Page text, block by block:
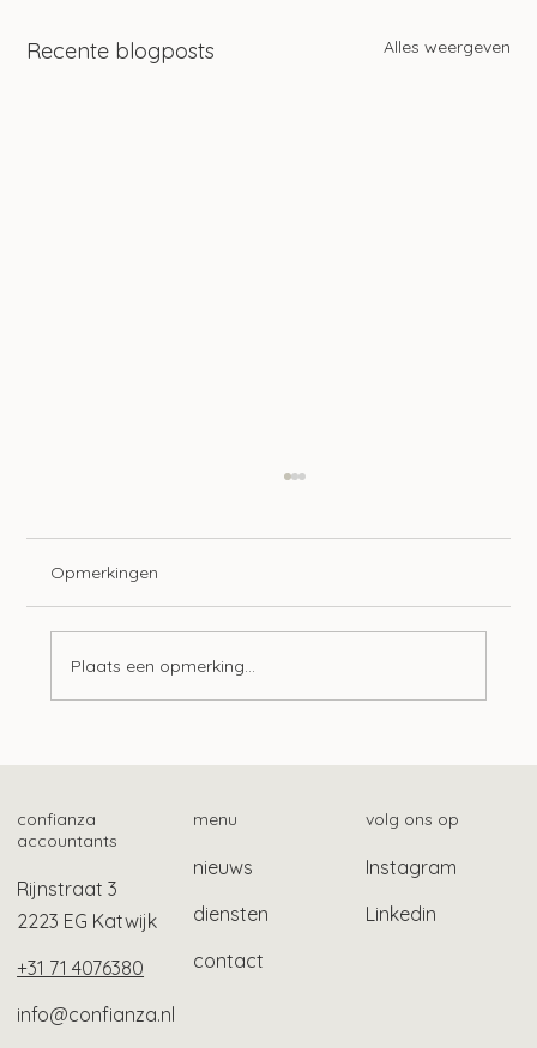
Recente blogposts Alles weergeven
Opmerkingen
Plaats een opmerking...
confianza
accountants
Rijnstraat 3
2223 EG Katwijk
+31 71 4076380
info@confianza.nl
menu
nieuws
diensten
contact
volg ons op
Instagram
Linkedin